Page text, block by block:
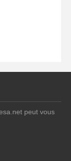
peut vous